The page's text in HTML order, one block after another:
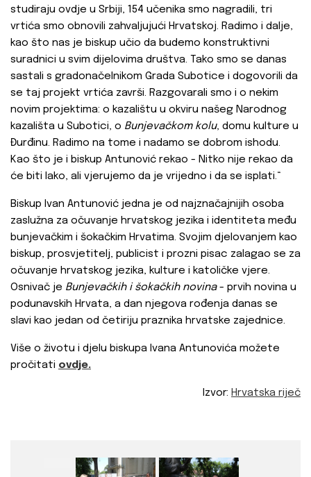
studiraju ovdje u Srbiji, 154 učenika smo nagradili, tri
vrtića smo obnovili zahvaljujući Hrvatskoj. Radimo i dalje,
kao što nas je biskup učio da budemo konstruktivni
suradnici u svim dijelovima društva. Tako smo se danas
sastali s gradonačelnikom Grada Subotice i dogovorili da
se taj projekt vrtića završi. Razgovarali smo i o nekim
novim projektima: o kazalištu u okviru našeg Narodnog
kazališta u Subotici, o Bunjevačkom kolu, domu kulture u
Đurđinu. Radimo na tome i nadamo se dobrom ishodu.
Kao što je i biskup Antunović rekao - Nitko nije rekao da
će biti lako, ali vjerujemo da je vrijedno i da se isplati.“
Biskup Ivan Antunović jedna je od najznačajnijih osoba
zaslužna za očuvanje hrvatskog jezika i identiteta među
bunjevačkim i šokačkim Hrvatima. Svojim djelovanjem kao
biskup, prosvjetitelj, publicist i prozni pisac zalagao se za
očuvanje hrvatskog jezika, kulture i katoličke vjere.
Osnivač je Bunjevačkih i šokačkih novina- prvih novina u
podunavskih Hrvata, a dan njegova rođenja danas se
slavi kao jedan od četiriju praznika hrvatske zajednice.
Više o životu i djelu biskupa Ivana Antunovića možete
pročitati ovdje.
Izvor: Hrvatska riječ